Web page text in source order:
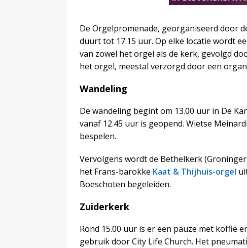
De Orgelpromenade, georganiseerd door
duurt tot 17.15 uur. Op elke locatie wordt
van zowel het orgel als de kerk, gevolgd
het orgel, meestal verzorgd door een
Wandeling
De wandeling begint om 13.00 uur in De
vanaf 12.45 uur is geopend. Wietse
bespelen.
Vervolgens wordt de Bethelkerk
het Frans-barokke Kaat & Thijhuis-orgel
Boeschoten begeleiden.
Zuiderkerk
Rond 15.00 uur is er een pauze met koffie
gebruik door City Life Church. Het